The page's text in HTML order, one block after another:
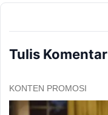
Tulis Komentar